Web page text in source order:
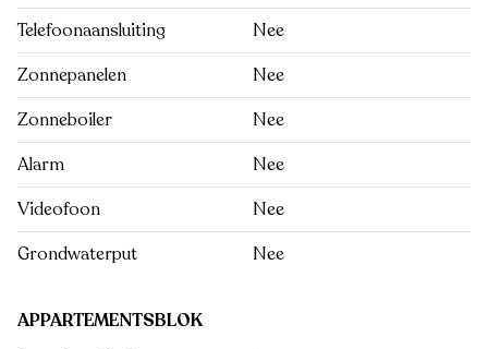
Telefoonaansluiting
Nee
Zonnepanelen
Nee
Zonneboiler
Nee
Alarm
Nee
Videofoon
Nee
Grondwaterput
Nee
APPARTEMENTSBLOK